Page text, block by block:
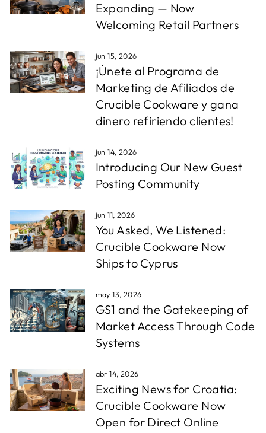
Expanding — Now
Welcoming Retail Partners
jun 15, 2026
¡Únete al Programa de
Marketing de Afiliados de
Crucible Cookware y gana
dinero refiriendo clientes!
jun 14, 2026
Introducing Our New Guest
Posting Community
jun 11, 2026
You Asked, We Listened:
Crucible Cookware Now
Ships to Cyprus
may 13, 2026
GS1 and the Gatekeeping of
Market Access Through Code
Systems
abr 14, 2026
Exciting News for Croatia:
Crucible Cookware Now
Open for Direct Online